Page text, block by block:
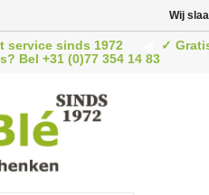
service sinds 1972 ✓
Bel +31 (0)77 354 14 83
Wij